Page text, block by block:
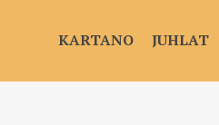
KARTANO JUHLAT